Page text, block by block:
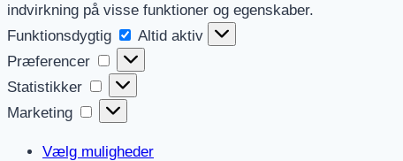
indvirkning på visse funktioner og egenskaber.
Funktionsdygtig
Funktionsdygtig
Altid aktiv
Præferencer
Præferencer
Statistikker
Statistikker
Marketing
Marketing
Vælg muligheder